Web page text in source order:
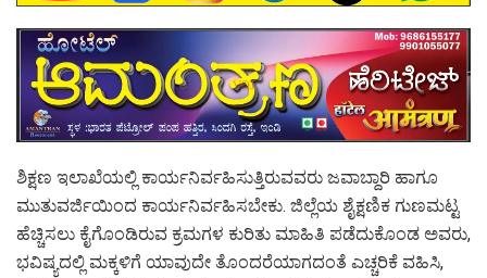
ಶಿಕ್ಷಣ ಇಲಾಖೆಯಲ್ಲಿ ಕಾರ್ಯನಿರ್ವಹಿಸುತ್ತಿರುವವರು ಜವಾಬ್ದಾರಿ ಹಾಗೂ
ಮುತುವರ್ಜಿಯಿಂದ ಕಾರ್ಯನಿರ್ವಹಿಸಬೇಕು. ಜಿಲ್ಲೆಯ ಶೈಕ್ಷಣಿಕ ಗುಣಮಟ್ಟ
ಹೆಚ್ಚಿಸಲು ಕೈಗೊಂಡಿರುವ ಕ್ರಮಗಳ ಕುರಿತು ಮಾಹಿತಿ ಪಡೆದುಕೊಂಡ ಅವರು,
ಭವಿಷ್ಯದಲ್ಲಿ ಮಕ್ಕಳಿಗೆ ಯಾವುದೇ ತೊಂದರೆಯಾಗದಂತೆ ಎಚ್ಚರಿಕೆ ವಹಿಸಿ,